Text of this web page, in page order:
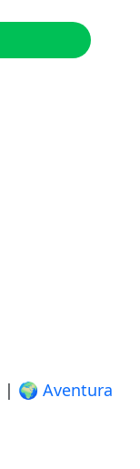
| 🌍 Aventura